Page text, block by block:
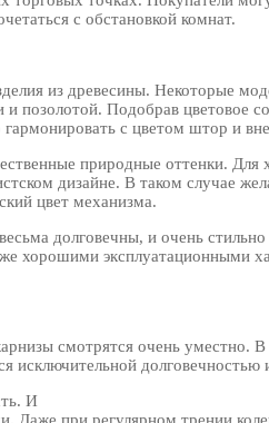
с обстановкой комнат.
из древесины. Некоторые
позолотой. Подобрав цветовое
с цветом штор и
природные оттенки. Для
дизайне. В таком случае
цвет механизма.
долговечны, и очень
хорошими эксплуатационными
смотрятся очень уместно. В
исключительной долговечностью
И